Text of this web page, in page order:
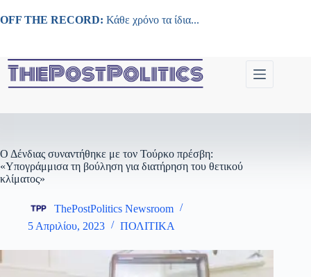
στο
OFF THE RECORD: Κάθε χρόνο τα ίδια...
Ο Δένδιας συναντήθηκε με τον Τούρκο πρέσβη:
«Υπογράμμισα τη βούληση για διατήρηση του θετικού
κλίματος»
ThePostPolitics Newsroom
5 Απριλίου, 2023
ΠΟΛΙΤΙΚΑ